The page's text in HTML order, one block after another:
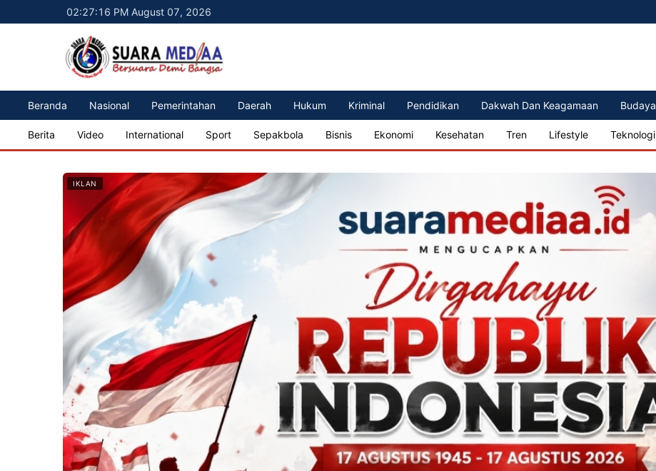
02:27:18 PM August 07, 2026
Beranda Nasional Pemerintahan Daerah Hukum Kriminal Pendidikan Dakwah Dan Keagamaan Budaya
Berita Video International Sport Sepakbola Bisnis Ekonomi Kesehatan Tren Lifestyle Teknologi
IKLAN